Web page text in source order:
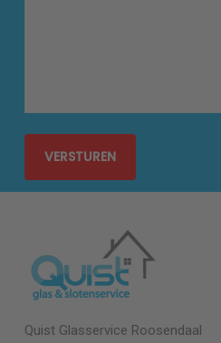
Quist Glasservice Roosendaal